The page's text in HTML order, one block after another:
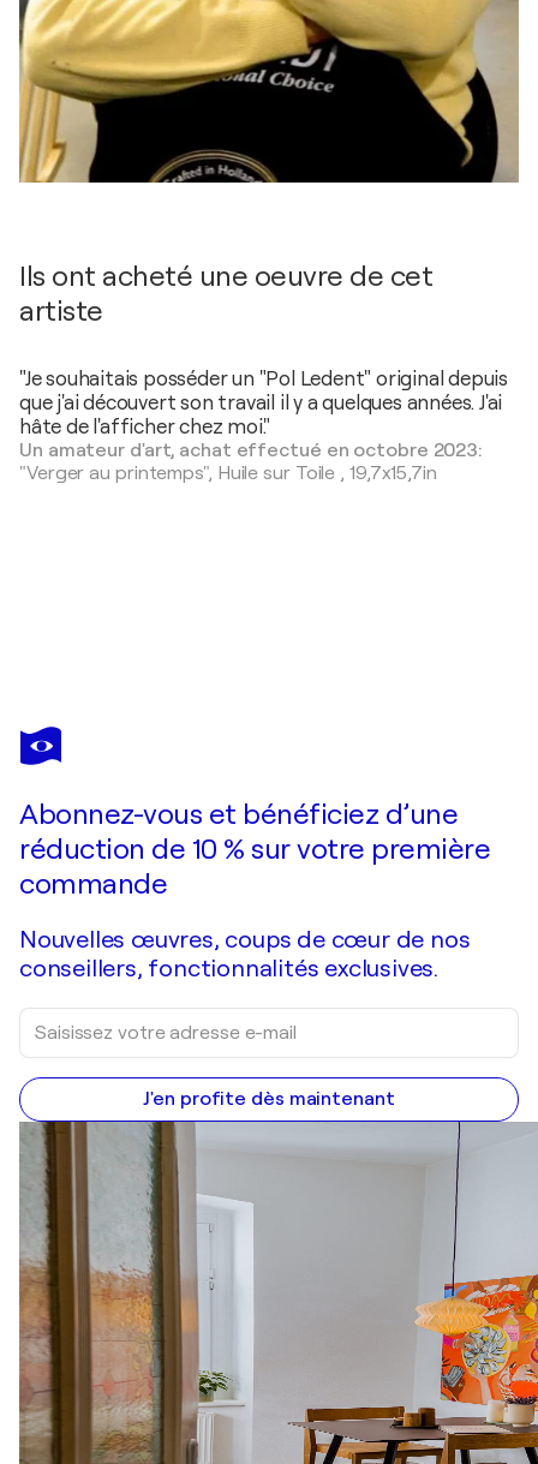
Ils ont acheté une oeuvre de cet
artiste
"Je souhaitais posséder un "Pol Ledent" original depuis
que j'ai découvert son travail il y a quelques années. J'ai
hâte de l'afficher chez moi."
Un amateur d'art, achat effectué en octobre 2023:
"Verger au printemps", Huile sur Toile , 19,7x15,7in
POL LEDENT
Spring -8626
Abonnez-vous et bénéficiez d’une
réduction de 10 % sur votre première
commande
Nouvelles œuvres, coups de cœur de nos
conseillers, fonctionnalités exclusives.
J'en profite dès maintenant